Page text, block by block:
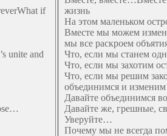
if
unite and
жизнь
На этом маленьком
Вместе мы можем
мы все раскроем
Что, если мы станем
Что, если мы захотим
Что, если мы решим
объединимся и
Давайте объединимся
Давайте же, грешные,
Уверуйте…
Почему мы не всегда